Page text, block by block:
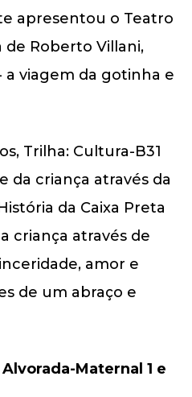
apresentou o Teatro
de Roberto Villani,
a viagem da gotinha e
Trilha: Cultura-B31
da criança através da
da Caixa Preta
criança através de
amor e
de um abraço e
Maternal 1 e